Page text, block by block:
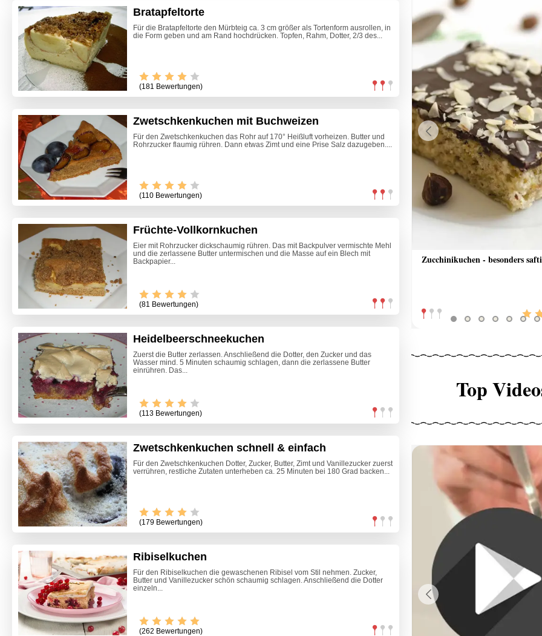
Bratapfeltorte
Für die Bratapfeltorte den Mürbteig ca. 3 cm größer als Tortenform ausrollen, in
die Form geben und am Rand hochdrücken. Topfen, Rahm, Dotter, 2/3 des...
(181 Bewertungen)
Zwetschkenkuchen mit Buchweizen
Für den Zwetschkenkuchen das Rohr auf 170° Heißluft vorheizen. Butter und
Rohrzucker flaumig rühren. Dann etwas Zimt und eine Prise Salz dazugeben....
(110 Bewertungen)
Früchte-Vollkornkuchen
Eier mit Rohrzucker dickschaumig rühren. Das mit Backpulver vermischte Mehl
und die zerlassene Butter untermischen und die Masse auf ein Blech mit
Backpapier...
(81 Bewertungen)
Heidelbeerschneekuchen
Zuerst die Butter zerlassen. Anschließend die Dotter, den Zucker und das
Wasser mind. 5 Minuten schaumig schlagen, dann die zerlassene Butter
einrühren. Das...
(113 Bewertungen)
Zwetschkenkuchen schnell & einfach
Für den Zwetschkenkuchen Dotter, Zucker, Butter, Zimt und Vanillezucker zuerst
verrühren, restliche Zutaten unterheben ca. 25 Minuten bei 180 Grad backen...
(179 Bewertungen)
Ribiselkuchen
Für den Ribiselkuchen die gewaschenen Ribisel vom Stil nehmen. Zucker,
Butter und Vanillezucker schön schaumig schlagen. Anschließend die Dotter
einzeln...
(262 Bewertungen)
Zucchinikuchen - besonders
Steirische Pizza
Previous
Top
Previous